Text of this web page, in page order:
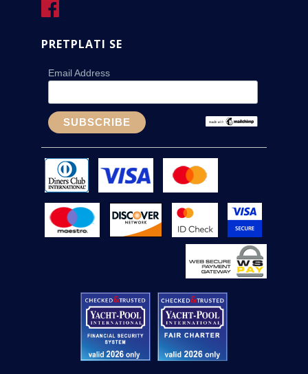
PRETPLATI SE
Email Address